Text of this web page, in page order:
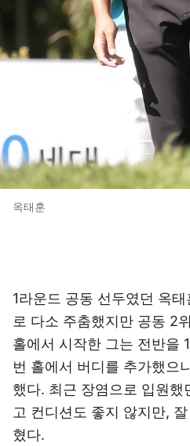
옥태훈
1라운드 공동 선두였던 옥
로 다소 주춤했지만 공동 2
홀에서 시작한 그는 전반을
번 홀에서 버디를 추가했으
했다. 최근 장염으로 입원했
고 컨디션도 좋지 않지만,
혔다.